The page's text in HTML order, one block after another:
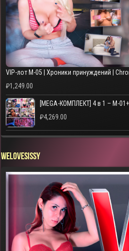
VIP-лот M-05 | Хроники принуждений |
₽1,249.00
[MEGA-КОМПЛЕКТ] 4 в 1 – M-
₽4,269.00
WELOVESISSY